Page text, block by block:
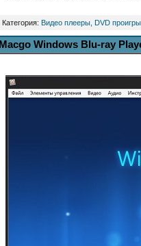
Категория: Видео плееры, DVD
Macgo Windows Blu-ray